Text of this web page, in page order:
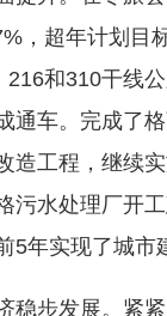
，超年计划
和310干线
通车。完成了
工程，继续
污水处理厂开
年实现了城市
步发展。紧紧